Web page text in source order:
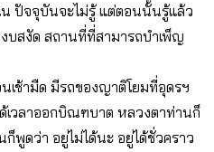
น ปัจจุบันจะไม่รู้ แต่ตอนนั้นรู้แล้ว
บสงัด สถานที่ที่สามารถบำเพ็ญ
เช้ามืด มีรถของญาติโยมที่อุดรฯ
เวลาออกบิณฑบาต หลวงตาท่านก็
ก็พูดว่า อยู่ไม่ได้นะ อยู่ได้ชั่วคราว